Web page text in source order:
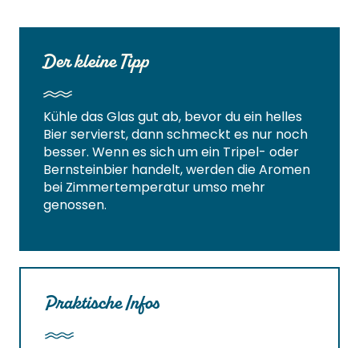
Der kleine Tipp
Kühle das Glas gut ab, bevor du ein helles
Bier servierst, dann schmeckt es nur noch
besser. Wenn es sich um ein Tripel- oder
Bernsteinbier handelt, werden die Aromen
bei Zimmertemperatur umso mehr
genossen.
Praktische Infos